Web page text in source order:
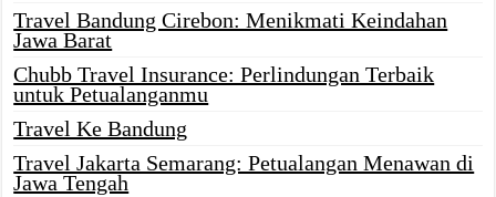
Travel Bandung Cirebon: Menikmati Keindahan
Jawa Barat
Chubb Travel Insurance: Perlindungan Terbaik
untuk Petualanganmu
Travel Ke Bandung
Travel Jakarta Semarang: Petualangan Menawan di
Jawa Tengah